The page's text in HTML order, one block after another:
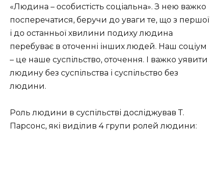
«Людина – особистість соціальна». З нею важко
посперечатися, беручи до уваги те, що з першої
і до останньої хвилини подиху людина
перебуває в оточенні інших людей. Наш соціум
– це наше суспільство, оточення. І важко уявити
людину без суспільства і суспільство без
людини.
Роль людини в суспільстві досліджував Т.
Парсонс, які виділив 4 групи ролей людини: